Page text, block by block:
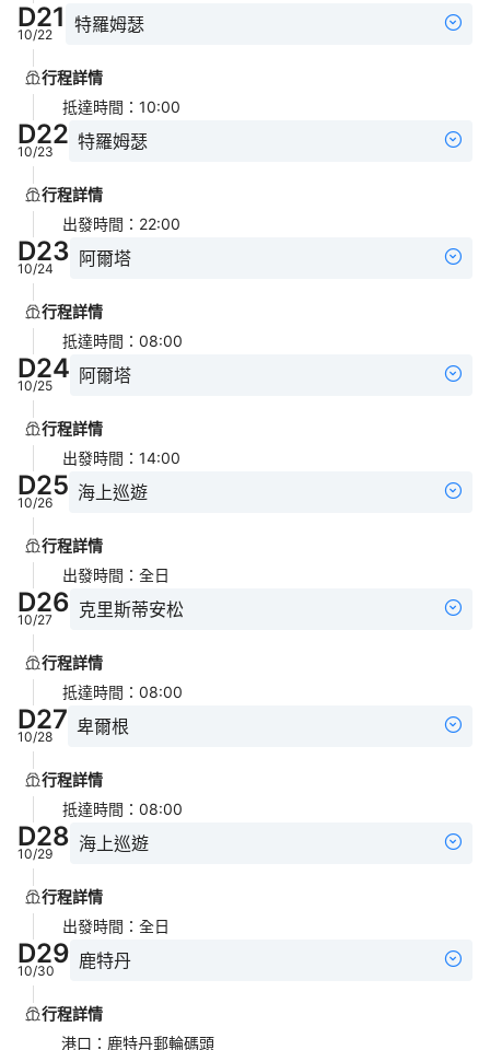
D21
10/22 特羅姆瑟
行程詳情
抵達時間 ： 10:00
D22
10/23 特羅姆瑟
行程詳情
出發時間 ： 22:00
D23
10/24 阿爾塔
行程詳情
抵達時間 ： 08:00
D24
10/25 阿爾塔
行程詳情
出發時間 ： 14:00
D25
10/26 海上巡遊
行程詳情
出發時間 ： 全日
D26
10/27 克里斯蒂安松
行程詳情
抵達時間 ： 08:00
D27
10/28 卑爾根
行程詳情
抵達時間 ： 08:00
D28
10/29 海上巡遊
行程詳情
出發時間 ： 全日
D29
10/30 鹿特丹
行程詳情
港口 ： 鹿特丹郵輪碼頭